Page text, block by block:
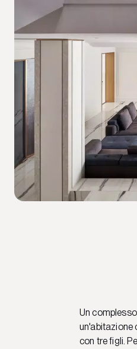
Un
un'abitazione
con tre figli.